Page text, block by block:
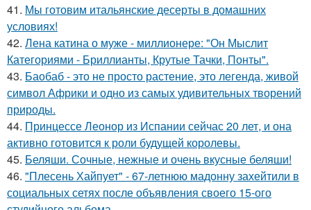
41. Мы готовим итальянские десерты в домашних
условиях!
42. Лена катина о муже - миллионере: "Он Мыслит
Категориями - Бриллианты, Крутые Тачки, Понты".
43. Баобаб - это не просто растение, это легенда, живой
символ Африки и одно из самых удивительных творений
природы.
44. Принцессе Леонор из Испании сейчас 20 лет, и она
активно готовится к роли будущей королевы.
45. Беляши. Сочные, нежные и очень вкусные беляши!
46. "Плесень Хайпует" - 67-летнюю мадонну захейтили в
социальных сетях после объявления своего 15-ого